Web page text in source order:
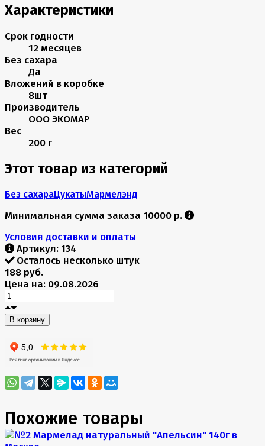
Характеристики
Срок годности
12 месяцев
Без сахара
Да
Вложений в коробке
8шт
Производитель
ООО ЭКОМАР
Вес
200 г
Этот товар из категорий
Без сахараЦукатыМармелэнд
Минимальная сумма заказа 10000 р.
Условия доставки и оплаты
Артикул: 134
Осталось несколько штук
188 руб.
Цена на: 09.08.2026
В корзину
Похожие товары